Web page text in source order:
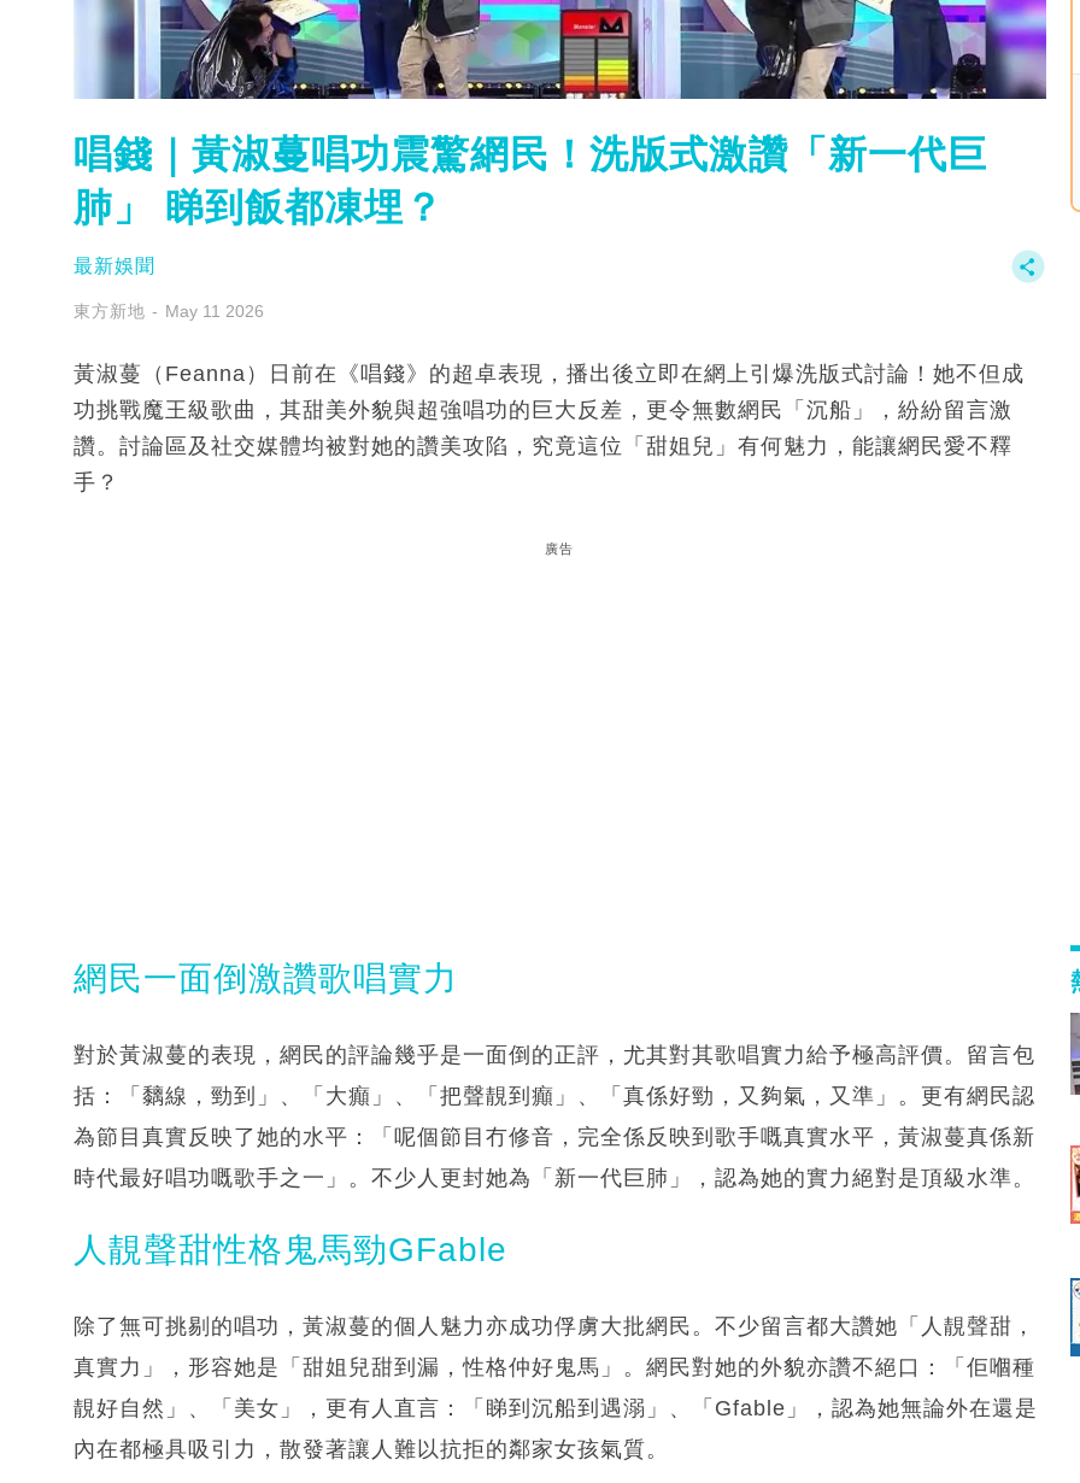
唱錢｜黃淑蔓唱功震驚網民！洗版式激讚「新一代巨
肺」 睇到飯都凍埋？
最新娛聞
東方新地 May 11 2026
黃淑蔓（Feanna）日前在《唱錢》的超卓表現，播出後立即在網上引爆洗版式討論！她不但成
功挑戰魔王級歌曲，其甜美外貌與超強唱功的巨大反差，更令無數網民「沉船」，紛紛留言激
讚。討論區及社交媒體均被對她的讚美攻陷，究竟這位「甜姐兒」有何魅力，能讓網民愛不釋
手？
廣告
網民一面倒激讚歌唱實力
對於黃淑蔓的表現，網民的評論幾乎是一面倒的正評，尤其對其歌唱實力給予極高評價。留言包
括：「黐線，勁到」、「大癲」、「把聲靚到癲」、「真係好勁，又夠氣，又準」。更有網民認
為節目真實反映了她的水平：「呢個節目冇修音，完全係反映到歌手嘅真實水平，黃淑蔓真係新
時代最好唱功嘅歌手之一」。不少人更封她為「新一代巨肺」，認為她的實力絕對是頂級水準。
人靚聲甜性格鬼馬勁GFable
除了無可挑剔的唱功，黃淑蔓的個人魅力亦成功俘虜大批網民。不少留言都大讚她「人靚聲甜，
真實力」，形容她是「甜姐兒甜到漏，性格仲好鬼馬」。網民對她的外貌亦讚不絕口：「佢嗰種
靚好自然」、「美女」，更有人直言：「睇到沉船到遇溺」、「Gfable」，認為她無論外在還是
內在都極具吸引力，散發著讓人難以抗拒的鄰家女孩氣質。